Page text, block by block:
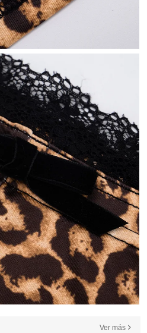
Ver más